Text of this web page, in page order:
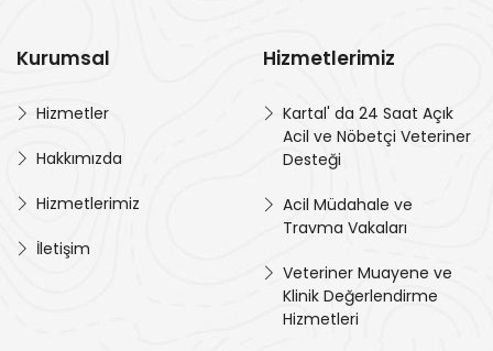
Kurumsal
Hizmetler
Hakkımızda
Hizmetlerimiz
İletişim
Hizmetlerimiz
Kartal' da 24 Saat Açık
Acil ve Nöbetçi Veteriner
Desteği
Acil Müdahale ve
Travma Vakaları
Veteriner Muayene ve
Klinik Değerlendirme
Hizmetleri